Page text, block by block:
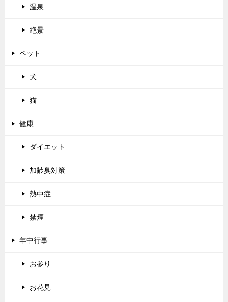
温泉
絶景
ペット
犬
猫
健康
ダイエット
加齢臭対策
熱中症
禁煙
年中行事
お参り
お花見